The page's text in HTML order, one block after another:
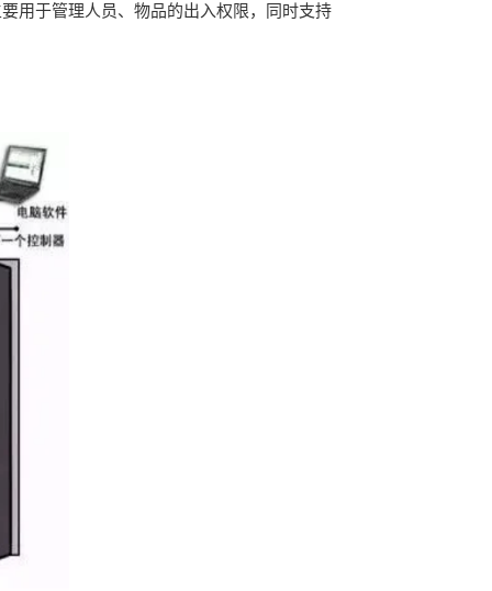
用于管理人员、物品的出入权限，同时支持